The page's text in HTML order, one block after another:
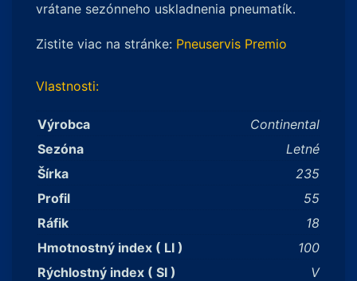
vrátane sezónneho uskladnenia pneumatík.
Zistite viac na stránke: Pneuservis Premio
Vlastnosti:
Výrobca
Continental
Sezóna
Letné
Šírka
235
Profil
55
Ráfik
18
Hmotnostný index ( LI )
100
Rýchlostný index ( SI )
V